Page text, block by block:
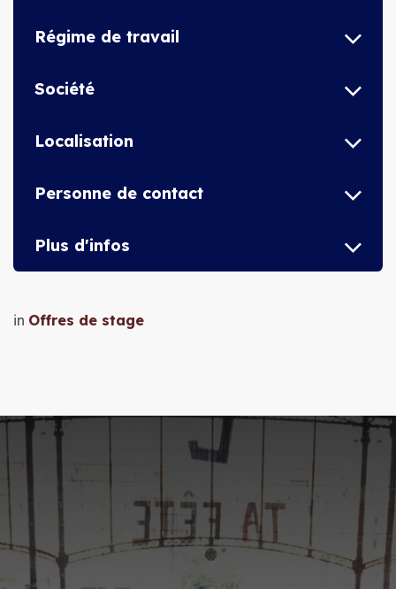
Régime de travail
Société
Localisation
Personne de contact
Plus d'infos
in Offres de stage